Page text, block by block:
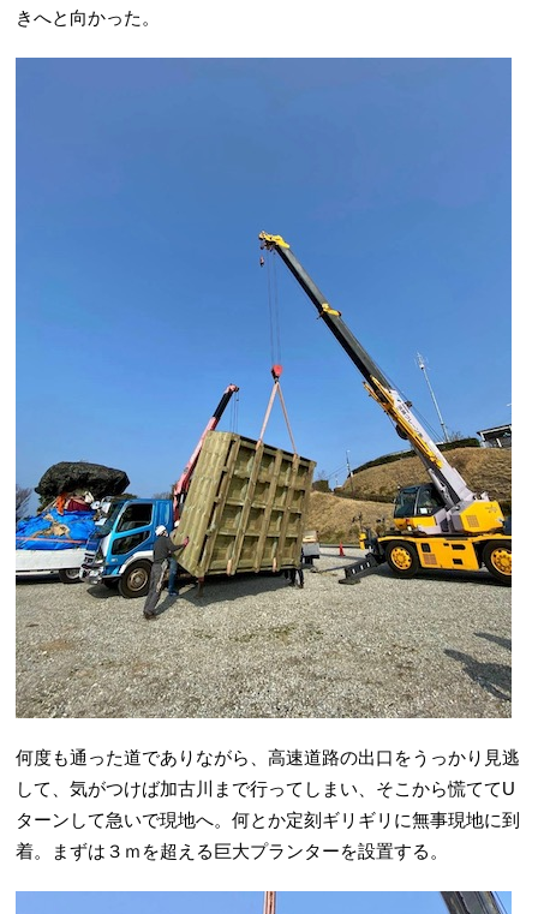
きへと向かった。
何度も通った道でありながら、高速道路の出口をうっかり見逃
して、気がつけば加古川まで行ってしまい、そこから慌ててU
ターンして急いで現地へ。何とか定刻ギリギリに無事現地に到
着。まずは３ｍを超える巨大プランターを設置する。